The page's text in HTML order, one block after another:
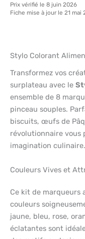
Prix vérifié le 8 juin 2026
Fiche mise à jour le 21 mai
Stylo Colorant
Transformez vos
surplateau avec le
ensemble de 8
pinceau souples.
biscuits, œufs de
révolutionnaire vous
imagination culinaire.
Couleurs Vives et
Ce kit de marqueurs
couleurs
jaune, bleu, rose,
éclatantes sont